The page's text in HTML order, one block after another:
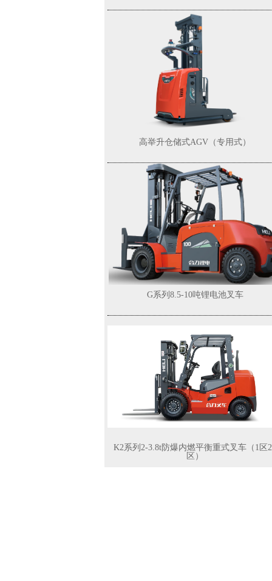
G系列6-8吨内燃牵引车
高举升仓储式AGV（专用式）
G系列8.5-10吨锂电池叉车